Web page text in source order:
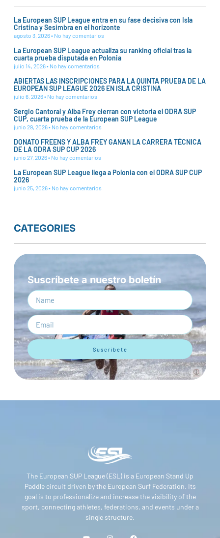
La European SUP League entra en su fase decisiva con Isla
Cristina y Sesimbra en el horizonte
agosto 3, 2026 No hay comentarios
La European SUP League actualiza su ranking oficial tras la
cuarta prueba disputada en Polonia
julio 14, 2026 No hay comentarios
ABIERTAS LAS INSCRIPCIONES PARA LA QUINTA PRUEBA DE LA
EUROPEAN SUP LEAGUE 2026 EN ISLA CRISTINA
julio 6, 2026 No hay comentarios
Sergio Cantoral y Alba Frey cierran con victoria el ODRA SUP
CUP, cuarta prueba de la European SUP League
junio 29, 2026 No hay comentarios
DONATO FREENS Y ALBA FREY GANAN LA CARRERA TÉCNICA
DE LA ODRA SUP CUP 2026
junio 27, 2026 No hay comentarios
La European SUP League llega a Polonia con el ODRA SUP CUP
2026
junio 25, 2026 No hay comentarios
CATEGORIES
Suscríbete a nuestro boletín
Suscríbete
The European SUP League (ESL) is a European Stand Up
Paddle circuit driven by the European Surf Federation. Its
goal is to professionalize and increase the visibility of the
sport, connecting athletes, federations, and events under a
single structure.